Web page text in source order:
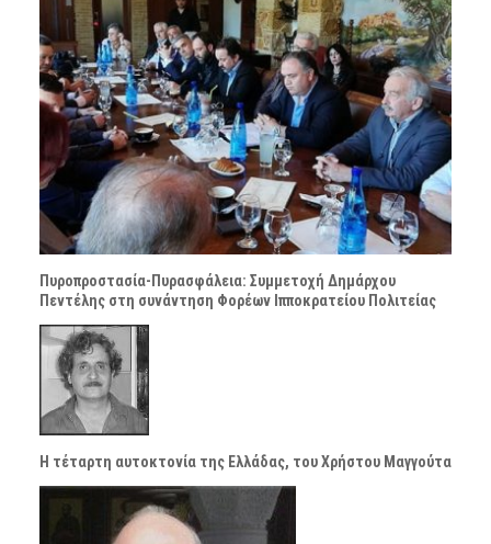
Πυροπροστασία-Πυρασφάλεια: Συμμετοχή Δημάρχου
Πεντέλης στη συνάντηση Φορέων Ιπποκρατείου Πολιτείας
H τέταρτη αυτοκτονία της Ελλάδας, του Χρήστου Μαγγούτα